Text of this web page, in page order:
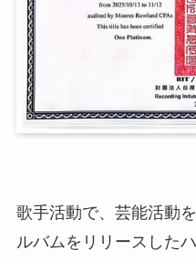
歌手活動で、芸能活動
ルバムをリリースしたハ